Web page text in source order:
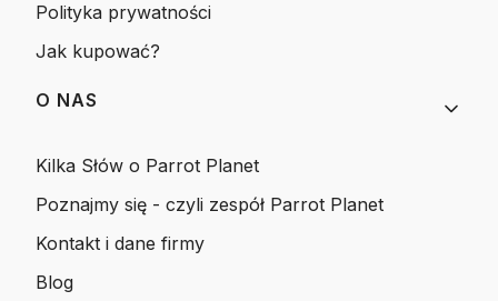
Polityka prywatności
Jak kupować?
O NAS
Kilka Słów o Parrot Planet
Poznajmy się - czyli zespół Parrot Planet
Kontakt i dane firmy
Blog